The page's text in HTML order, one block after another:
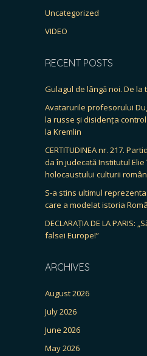
Uncategorized
VIDEO
RECENT POSTS
Gulagul de lângă noi. De la
Avatarurile profesorului
la russe și disidența
la Kremlin
CERTITUDINEA nr. 217.
da în judecată Institutul
holocaustului culturii
S-a stins ultimul
care a modelat istoria
DECLARAȚIA DE LA PARIS:
falsei Europe!”
ARCHIVES
August 2026
July 2026
June 2026
May 2026